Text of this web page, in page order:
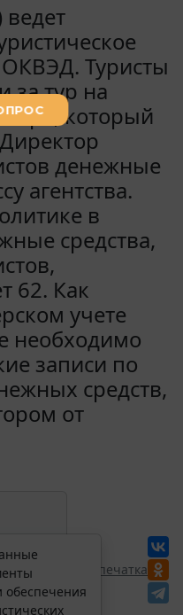
ОКВЭД. Туристы
за тур на
который
денежные
агентства.
в
средства,
62. Как
учете
необходимо
записи по
средств,
от
Перепечатка
обеспечения